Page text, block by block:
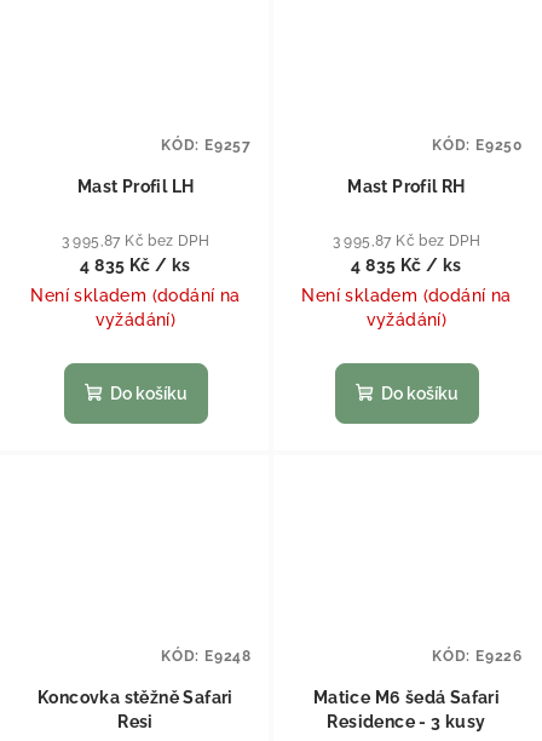
Mast Profil LH
3 995,87 Kč bez DPH
4 835 Kč / ks
Není skladem (dodání na
vyžádání)
Do košíku
KÓD: E9257
Mast Profil RH
3 995,87 Kč bez DPH
4 835 Kč / ks
Není skladem (dodání na
vyžádání)
Do košíku
KÓD: E9250
Koncovka stěžně Safari
Resi
KÓD: E9248
Matice M6 šedá Safari
Residence - 3 kusy
KÓD: E9226